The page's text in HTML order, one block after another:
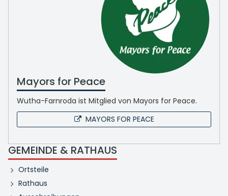
Mayors for Peace
Wutha-Farnroda ist Mitglied von Mayors for Peace.
MAYORS FOR PEACE
GEMEINDE & RATHAUS
Ortsteile
Rathaus